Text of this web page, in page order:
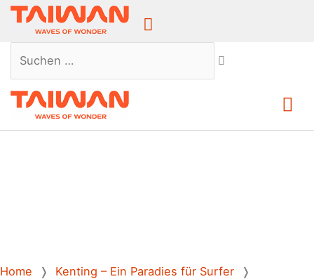
Above
Suchen …
Home ❭ Kenting – Ein Paradies für Surfer ❭